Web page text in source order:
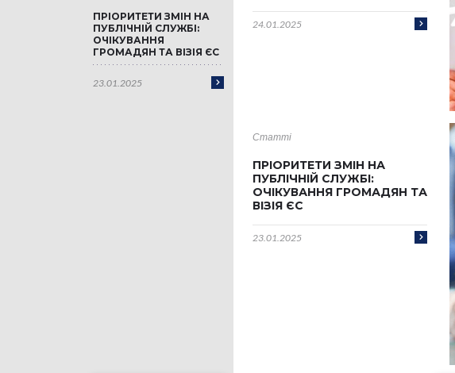
ПРІОРИТЕТИ ЗМІН НА
ПУБЛІЧНІЙ СЛУЖБІ:
ОЧІКУВАННЯ
ГРОМАДЯН ТА ВІЗІЯ ЄС
23.01.2025
24.01.2025
Статті
ПРІОРИТЕТИ ЗМІН НА
ПУБЛІЧНІЙ СЛУЖБІ:
ОЧІКУВАННЯ ГРОМАДЯН ТА
ВІЗІЯ ЄС
23.01.2025